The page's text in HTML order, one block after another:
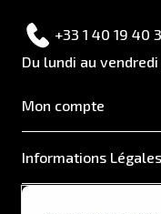
+33 1 40 19 40
Du lundi au
Mon compte
Informations Légales